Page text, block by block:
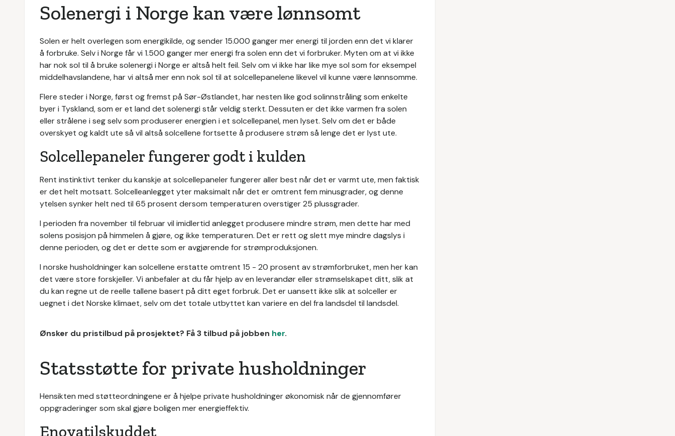
Solenergi i Norge kan være lønnsomt
Solen er helt overlegen som energikilde, og sender 15.000 ganger mer energi til jorden enn det vi klarer
å forbruke. Selv i Norge får vi 1.500 ganger mer energi fra solen enn det vi forbruker. Myten om at vi ikke
har nok sol til å bruke solenergi i Norge er altså helt feil. Selv om vi ikke har like mye sol som for eksempel
middelhavslandene, har vi altså mer enn nok sol til at solcellepanelene likevel vil kunne være lønnsomme.
Flere steder i Norge, først og fremst på Sør-Østlandet, har nesten like god solinnstråling som enkelte
byer i Tyskland, som er et land det solenergi står veldig sterkt. Dessuten er det ikke varmen fra solen
eller strålene i seg selv som produserer energien i et solcellepanel, men lyset. Selv om det er både
overskyet og kaldt ute så vil altså solcellene fortsette å produsere strøm så lenge det er lyst ute.
Solcellepaneler fungerer godt i kulden
Rent instinktivt tenker du kanskje at solcellepaneler fungerer aller best når det er varmt ute, men faktisk
er det helt motsatt. Solcelleanlegget yter maksimalt når det er omtrent fem minusgrader, og denne
ytelsen synker helt ned til 65 prosent dersom temperaturen overstiger 25 plussgrader.
I perioden fra november til februar vil imidlertid anlegget produsere mindre strøm, men dette har med
solens posisjon på himmelen å gjøre, og ikke temperaturen. Det er rett og slett mye mindre dagslys i
denne perioden, og det er dette som er avgjørende for strømproduksjonen.
I norske husholdninger kan solcellene erstatte omtrent 15 - 20 prosent av strømforbruket, men her kan
det være store forskjeller. Vi anbefaler at du får hjelp av en leverandør eller strømselskapet ditt, slik at
du kan regne ut de reelle tallene basert på ditt eget forbruk. Det er uansett ikke slik at solceller er
uegnet i det Norske klimaet, selv om det totale utbyttet kan variere en del fra landsdel til landsdel.
Ønsker du pristilbud på prosjektet? Få 3 tilbud på jobben her.
Statsstøtte for private husholdninger
Hensikten med støtteordningene er å hjelpe private husholdninger økonomisk når de gjennomfører
oppgraderinger som skal gjøre boligen mer energieffektiv.
Enovatilskuddet